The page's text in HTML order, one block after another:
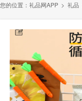
您的位置： 礼品网APP > 礼品